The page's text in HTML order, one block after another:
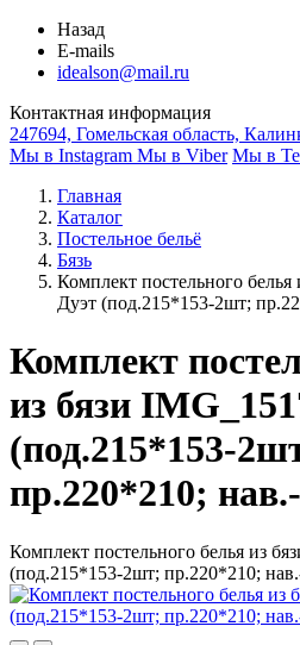
Назад
E-mails
idealson@mail.ru
Контактная информация
247694, Гомельская область,
Мы в Instagram Мы в Viber Мы в
Главная
Каталог
Постельное бельё
Бязь
Комплект постельного
Дуэт (под.215*153-2шт;
Комплект
из бязи
(под.215*153-
пр.220*210;
Комплект постельного белья из
(под.215*153-2шт; пр.220*210;